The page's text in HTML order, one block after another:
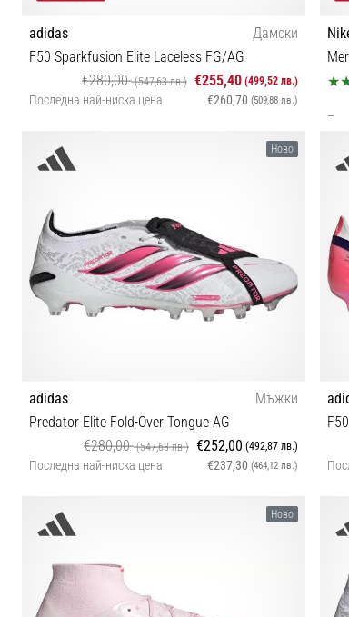
adidas
Дамски
F50 Sparkfusion Elite Laceless FG/AG
€280,00(547,63 лв.) €255,40 (499,52 лв.)
Последна най-ниска цена €260,70 (509,88 лв.)
Ново
adidas
Мъжки
Predator Elite Fold-Over Tongue AG
€280,00(547,63 лв.) €252,00 (492,87 лв.)
Последна най-ниска цена €237,30 (464,12 лв.)
Ново